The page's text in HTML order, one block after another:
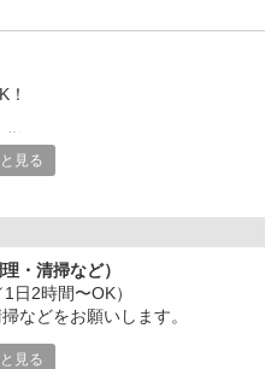
。
見る
・清掃など）
日2時間〜OK）
などをお願いします。
見る